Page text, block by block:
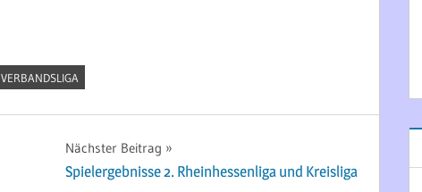
VERBANDSLIGA
Nächster Beitrag
Spielergebnisse 2. Rheinhessenliga und Kreisliga